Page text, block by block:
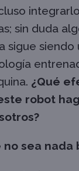
sin duda
sigue
¿Qué
robot
no sea nada